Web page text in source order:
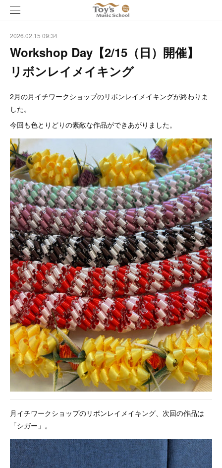
2026.02.15 09:34
Workshop Day【2/15（日）開催】
リボンレイメイキング
2月の月イチワークショップのリボンレイメイキングが終わりま
した。
今回も色とりどりの素敵な作品ができあがりました。
月イチワークショップのリボンレイメイキング、次回の作品は
「シガー」。